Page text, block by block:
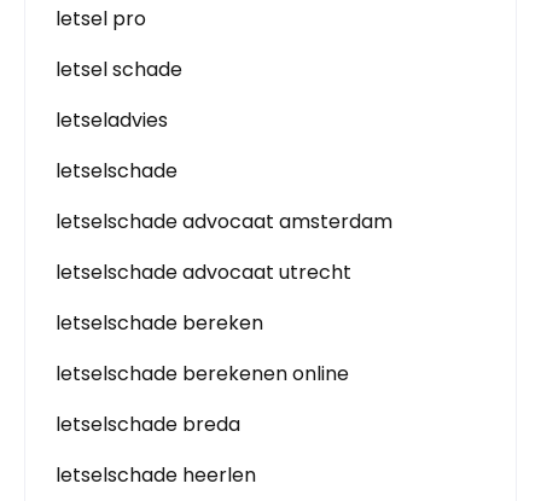
letsel pro
letsel schade
letseladvies
letselschade
letselschade advocaat amsterdam
letselschade advocaat utrecht
letselschade bereken
letselschade berekenen online
letselschade breda
letselschade heerlen